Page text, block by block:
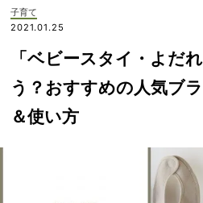
んと
考え
る
NO
T A
HO
子育て
2021.01.25
「ベビースタイ・よだ
う？おすすめの人気ブ
＆使い方